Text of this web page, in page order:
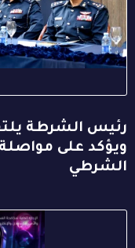
رئيس الشرطة
ويؤكد على
الشرطي